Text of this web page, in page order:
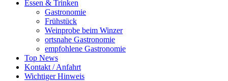
Essen & Trinken
Gastronomie
Frühstück
Weinprobe beim Winzer
ortsnahe Gastronomie
empfohlene Gastronomie
Top News
Kontakt / Anfahrt
Wichtiger Hinweis